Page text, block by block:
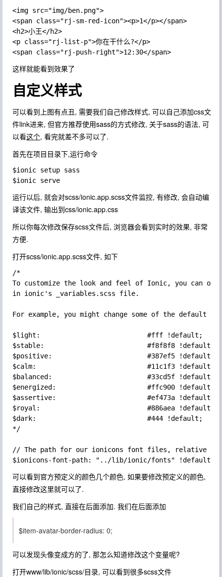
<img src="img/ben.png">
<span class="rj-sm-red-icon"><p>1</p></span>
<h2>小王</h2>
<p class="rj-list-p">你在干什么?</p>
这样就能看到效果了
自定义样式
可以看到上图有点丑, 需要我们自己修改样式, 可以自己添加css文
件link进来, 但官方推荐使用sass的方式修改, 关于sass的语法, 可
以看这个, 看完就差不多可以了.
首先在项目目录下,运行命令
$ionic setup sass
运行以后, 就会对scss/ionic.app.scss文件监控, 有修改, 会自动编
译该文件, 输出到css/ionic.app.css
所以你每次修改保存scss文件后, 浏览器会看到实时的效果, 非常
方便.
打开scss/ionic.app.scss文件, 如下
/*
To customize the look and feel of Ionic, you can
in ionic's _variables.scss file.
For example, you might change some of the default
$light:                           #fff !default;
$stable:                          #f8f8f8 !default;
$positive:                        #387ef5 !default;
$calm:                            #11c1f3 !default;
$balanced:                        #33cd5f !default;
$energized:                       #ffc900 !default;
$assertive:                       #ef473a !default;
$royal:                           #886aea !default;
$dark:                            #444 !default;
*/
// The path for our ionicons font files, relative to
可以看到官方预定义的颜色几个颜色, 如果要修改预定义的颜色,
直接修改这里就可以了.
我们自己的样式, 直接在后面添加. 我们在后面添加
$item-avatar-border-radius: 0;
可以发现头像变成方的了, 那怎么知道修改这个变量呢?
打开www/lib/ionic/scss/目录, 可以看到很多scss文件